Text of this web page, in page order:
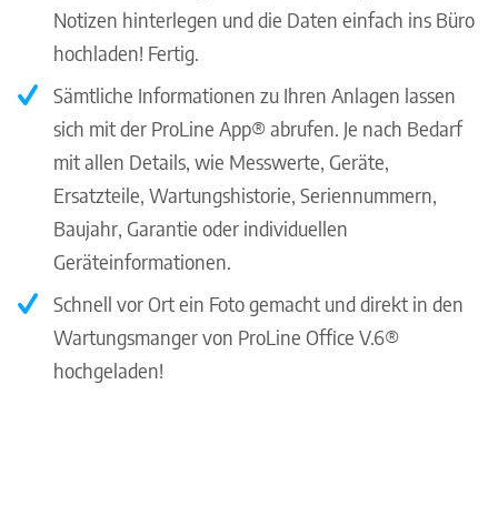
Notizen hinterlegen und die Daten einfach ins Büro
hochladen! Fertig.
Sämtliche Informationen zu Ihren Anlagen lassen
sich mit der ProLine App® abrufen. Je nach Bedarf
mit allen Details, wie Messwerte, Geräte,
Ersatzteile, Wartungshistorie, Seriennummern,
Baujahr, Garantie oder individuellen
Geräteinformationen.
Schnell vor Ort ein Foto gemacht und direkt in den
Wartungsmanger von ProLine Office V.6®
hochgeladen!